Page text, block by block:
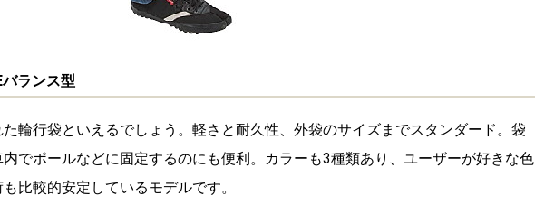
ランス型
輪行袋といえるでしょう。軽さと耐久性、外袋のサイズまでスタンダード。袋
でポールなどに固定するのにも便利。カラーも3種類あり、ユーザーが好きな色
比較的安定しているモデルです。